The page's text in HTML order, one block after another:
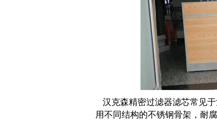
汉克森精密过滤器滤芯常见
用不同结构的不锈钢骨架，耐